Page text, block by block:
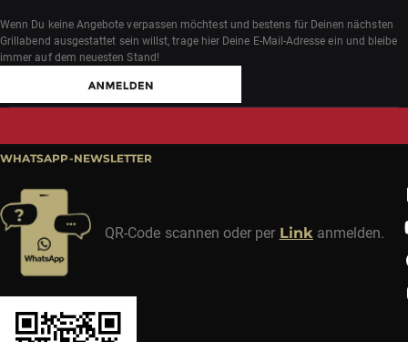
Wenn Du keine Angebote verpassen möchtest und bestens für Deinen nächsten
Grillabend ausgestattet sein willst, trage hier Deine E-Mail-Adresse ein und bleibe
immer auf dem neuesten Stand!
WHATSAPP-NEWSLETTER
QR-Code scannen oder per Linkanmelden.